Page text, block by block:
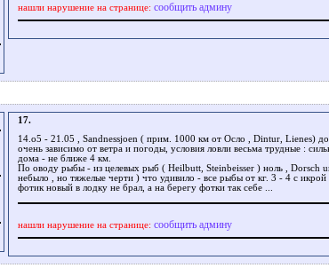
нашли нарушение на странице: сообщить админу
17.
14.о5 - 21.05 , Sandnessjoen ( прим. 1000 км от Осло , Dintur, Lienes)
очень зависимо от ветра и погоды, условия ловли весьма трудные :
дома - не ближе 4 км.
По оводу рыбы - из целевых рыб ( Heilbutt, Steinbeisser ) ноль , Dorsch
небыло , но тяжелые черти ) что удивило - все рыбы от кг. 3 - 4 с
фотик новый в лодку не брал, а на берегу фотки так себе ...
нашли нарушение на странице: сообщить админу